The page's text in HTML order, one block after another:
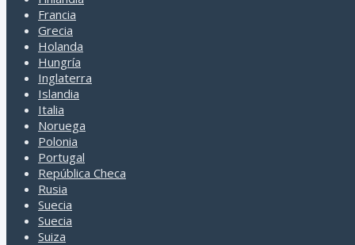
Francia
Grecia
Holanda
Hungría
Inglaterra
Islandia
Italia
Noruega
Polonia
Portugal
República Checa
Rusia
Suecia
Suecia
Suiza
Dirección
Av. Cabildo 2847 Piso 2 Of 204 - Belgrano - CABA (1428)
Atención al cliente
Horario a convenir.
Contactarse al: 11 15 56395306
Quienes somos
Formas de pago